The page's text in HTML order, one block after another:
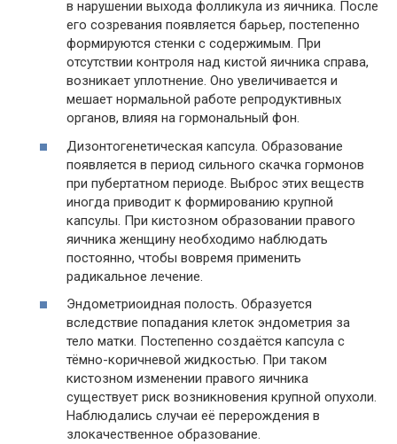
в нарушении выхода фолликула из яичника. После
его созревания появляется барьер, постепенно
формируются стенки с содержимым. При
отсутствии контроля над кистой яичника справа,
возникает уплотнение. Оно увеличивается и
мешает нормальной работе репродуктивных
органов, влияя на гормональный фон.
Дизонтогенетическая капсула. Образование
появляется в период сильного скачка гормонов
при пубертатном периоде. Выброс этих веществ
иногда приводит к формированию крупной
капсулы. При кистозном образовании правого
яичника женщину необходимо наблюдать
постоянно, чтобы вовремя применить
радикальное лечение.
Эндометриоидная полость. Образуется
вследствие попадания клеток эндометрия за
тело матки. Постепенно создаётся капсула с
тёмно-коричневой жидкостью. При таком
кистозном изменении правого яичника
существует риск возникновения крупной опухоли.
Наблюдались случаи её перерождения в
злокачественное образование.